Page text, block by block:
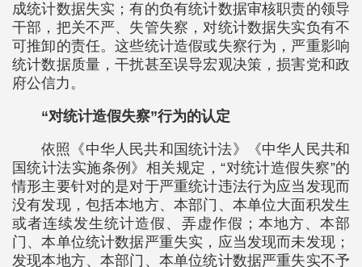
成统计数据失实；有的负有统计数据审核职责的领导
干部，把关不严、失管失察，对统计数据失实负有不
可推卸的责任。这些统计造假或失察行为，严重影响
统计数据质量，干扰甚至误导宏观决策，损害党和政
府公信力。
“对统计造假失察”行为的认定
依照《中华人民共和国统计法》《中华人民共和
国统计法实施条例》相关规定，“对统计造假失察”的
情形主要针对的是对于严重统计违法行为应当发现而
没有发现，包括本地方、本部门、本单位大面积发生
或者连续发生统计造假、弄虚作假；本地方、本部
门、本单位统计数据严重失实，应当发现而未发现；
发现本地方、本部门、本单位统计数据严重失实不予